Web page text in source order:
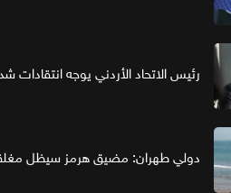
رئيس الاتحاد الأردني يوجه انتقادات
دولي طهران: مضيق هرمز سيظل